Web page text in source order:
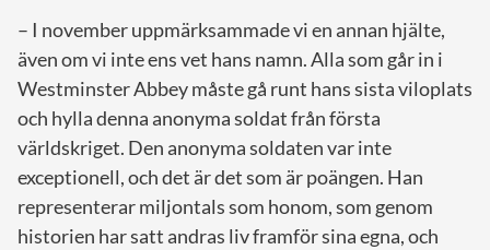
– I november uppmärksammade vi en annan hjälte,
även om vi inte ens vet hans namn. Alla som går in i
Westminster Abbey måste gå runt hans sista viloplats
och hylla denna anonyma soldat från första
världskriget. Den anonyma soldaten var inte
exceptionell, och det är det som är poängen. Han
representerar miljontals som honom, som genom
historien har satt andras liv framför sina egna, och